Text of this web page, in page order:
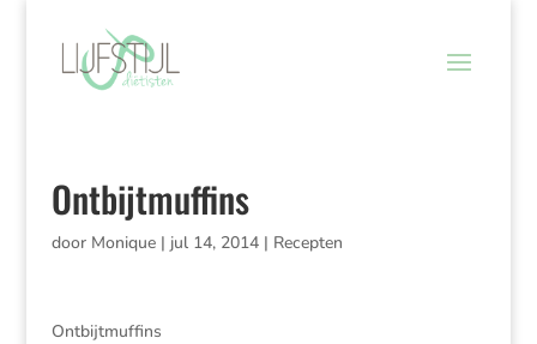
Ontbijtmuffins
door Monique| jul 14, 2014| Recepten
Ontbijtmuffins